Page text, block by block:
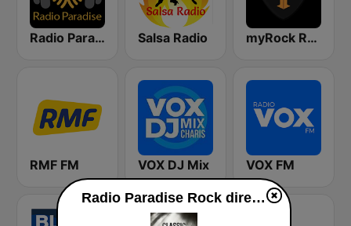
Radio Paradise Salsa Radio myRock Radio
RMF FM VOX DJ Mix VOX FM
Radio Paradise Rock direkte